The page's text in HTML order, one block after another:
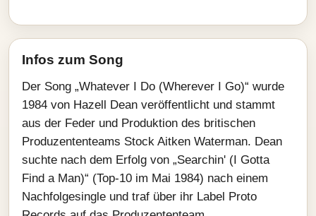
Infos zum Song
Der Song „Whatever I Do (Wherever I Go)“ wurde
1984 von Hazell Dean veröffentlicht und stammt
aus der Feder und Produktion des britischen
Produzententeams Stock Aitken Waterman. Dean
suchte nach dem Erfolg von „Searchin' (I Gotta
Find a Man)“ (Top‑10 im Mai 1984) nach einem
Nachfolgesingle und traf über ihr Label Proto